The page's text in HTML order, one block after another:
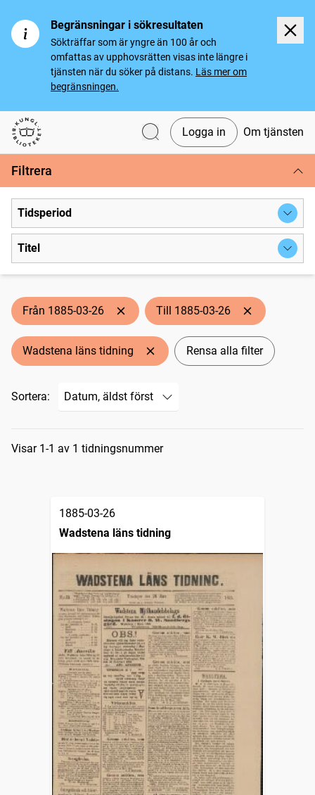
Begränsningar i sökresultaten
Sökträffar som är yngre än 100 år och
omfattas av upphovsrätten visas inte längre i
tjänsten när du söker på distans. Läs mer om
begränsningen.
Svenska tidningar
Logga in Om tjänsten
Filtrera
Tidsperiod
Titel
Från 1885-03-26 Till 1885-03-26
Wadstena läns tidning Rensa alla filter
Sortera:
Sökresultat
Visar 1-1 av 1 tidningsnummer
1885-03-26
Wadstena läns tidning